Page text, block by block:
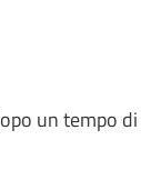
un tempo